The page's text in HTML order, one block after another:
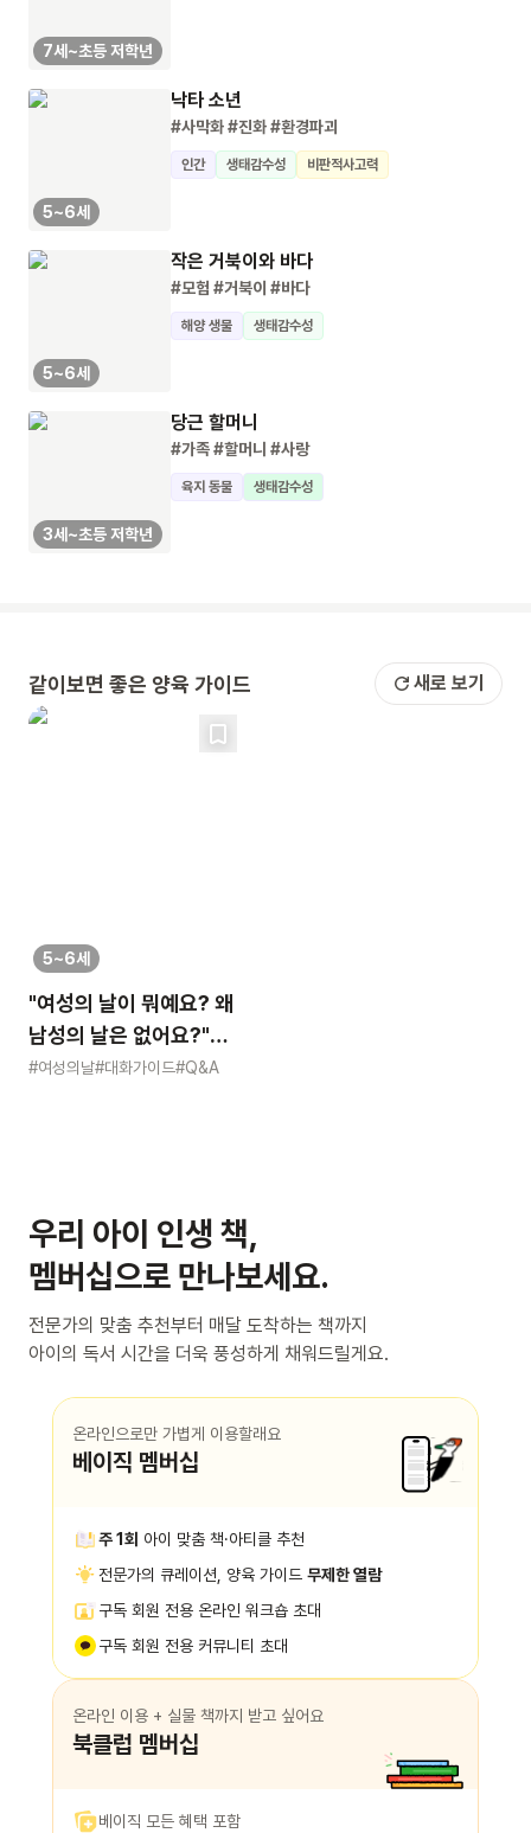
7세~초등 저학년
5~6세
낙타 소년
#사막화#진화#환경파괴
인간 생태감수성 비판적사고력
5~6세
작은 거북이와 바다
#모험 #거북이 #바다
해양 생물 생태감수성
3세~초등 저학년
당근 할머니
#가족#할머니 #사랑
육지 동물 생태감수성
같이보면 좋은 양육 가이드 새로 보기
5~6세
"여성의 날이 뭐예요? 왜
남성의 날은 없어요?"
묻는 어린이에게 이렇게
#여성의날#대화가이드#Q&A
우리 아이 인생 책,
멤버십으로 만나보세요.
전문가의 맞춤 추천부터 매달 도착하는 책까지
아이의 독서 시간을 더욱 풍성하게 채워드릴게요.
온라인으로만 가볍게 이용할래요
베이직 멤버십
주 1회 아이 맞춤 책·아티클 추천
전문가의 큐레이션, 양육 가이드 무제한 열람
구독 회원 전용 온라인 워크숍 초대
구독 회원 전용 커뮤니티 초대
온라인 이용 + 실물 책까지 받고 싶어요
북클럽 멤버십
베이직 모든 혜택 포함